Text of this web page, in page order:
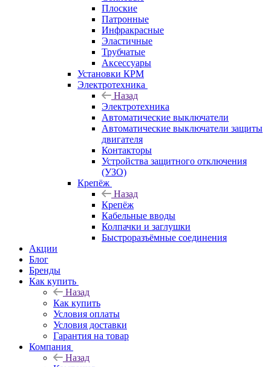
Плоские
Патронные
Инфракрасные
Эластичные
Трубчатые
Аксессуары
Установки КРМ
Электротехника
Назад
Электротехника
Автоматические выключатели
Автоматические выключатели защиты
двигателя
Контакторы
Устройства защитного отключения
(УЗО)
Крепёж
Назад
Крепёж
Кабельные вводы
Колпачки и заглушки
Быстроразъёмные соединения
Акции
Блог
Бренды
Как купить
Назад
Как купить
Условия оплаты
Условия доставки
Гарантия на товар
Компания
Назад